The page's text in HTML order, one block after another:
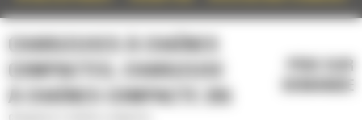
CHARGEUSES À CHAÎNES
COMPACTES, CHARGEUSE
À CHAÎNES COMPACTE 255